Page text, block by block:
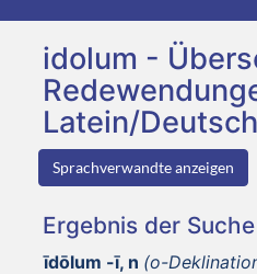
idolum -
Latein/Deutsch
Sprachverwandte anzeigen
Ergebnis der
īdōlum -ī, n (o-